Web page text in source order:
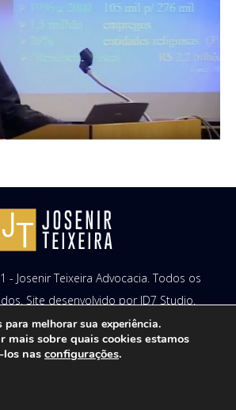
- Josenir Teixeira Advocacia. Todos os
Site desenvolvido por ID7 Studio
para melhorar sua experiência.
mais sobre quais cookies estamos
los nas configurações.